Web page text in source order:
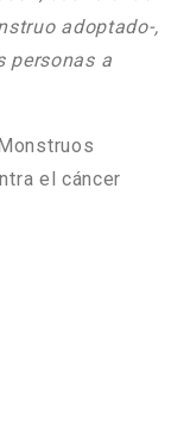
adoptado-,
personas a